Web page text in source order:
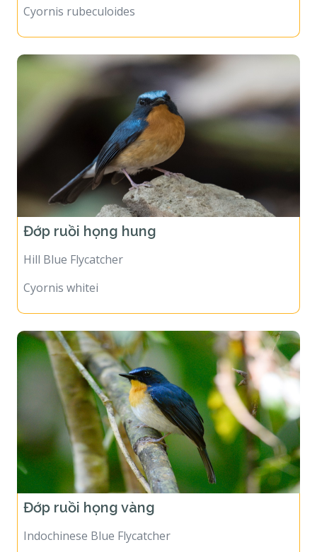
Cyornis rubeculoides
Đớp ruồi họng hung
Hill Blue Flycatcher
Cyornis whitei
Đớp ruồi họng vàng
Indochinese Blue Flycatcher